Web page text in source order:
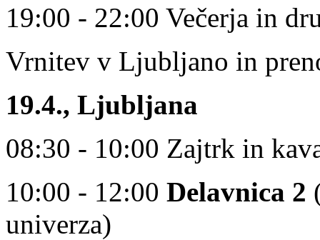
19:00 - 22:00 Večerja in
Vrnitev v Ljubljano in
19.4., Ljubljana
08:30 - 10:00 Zajtrk in
10:00 - 12:00 Delavnica 2
univerza)